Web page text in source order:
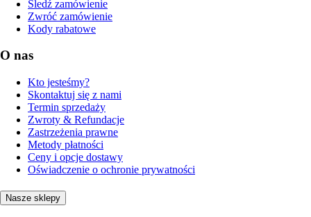
Śledź zamówienie
Zwróć zamówienie
Kody rabatowe
O nas
Kto jesteśmy?
Skontaktuj się z nami
Termin sprzedaży
Zwroty & Refundacje
Zastrzeżenia prawne
Metody płatności
Ceny i opcje dostawy
Oświadczenie o ochronie prywatności
Nasze sklepy